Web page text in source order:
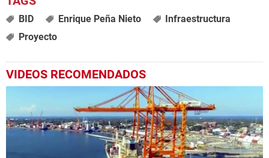
BID Enrique Peña Nieto
Infraestructura
Proyecto
VIDEOS RECOMENDADOS